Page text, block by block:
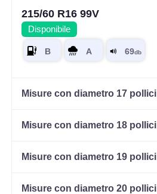
215/60 R16 99V
Disponibile
Misure con diametro 17 pollici
Misure con diametro 18 pollici
Misure con diametro 19 pollici
Misure con diametro 20 pollici